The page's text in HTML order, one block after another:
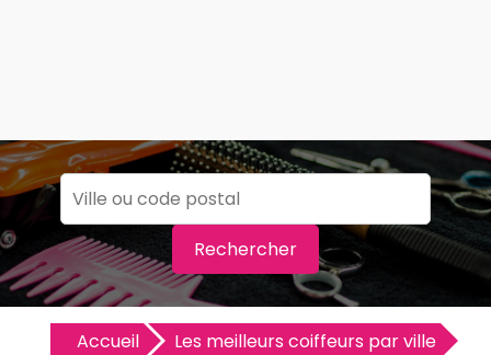
Rechercher
Accueil
Les meilleurs coiffeurs par ville